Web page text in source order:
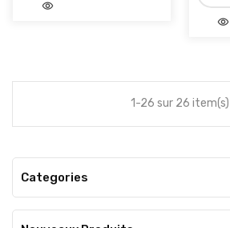
add_shopping_cartvisibility
add_shopping_cartvisibility
1-26 sur 26 item(s)
Categories